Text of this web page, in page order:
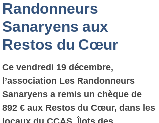
Randonneurs
Sanaryens aux
Restos du Cœur
Ce vendredi 19 décembre,
l’association Les Randonneurs
Sanaryens a remis un chèque de
892 € aux Restos du Cœur, dans les
locaux du CCAS, Îlots des